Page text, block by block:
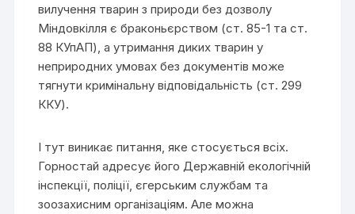
вилучення тварин з природи без дозволу
Міндовкілля є браконьєрством (ст. 85-1 та ст.
88 КУпАП), а утримання диких тварин у
неприродних умовах без документів може
тягнути кримінальну відповідальність (ст. 299
ККУ).
І тут виникає питання, яке стосується всіх.
Горностай адресує його Державній екологічній
інспекції, поліції, єгерським службам та
зоозахисним організаціям. Але можна